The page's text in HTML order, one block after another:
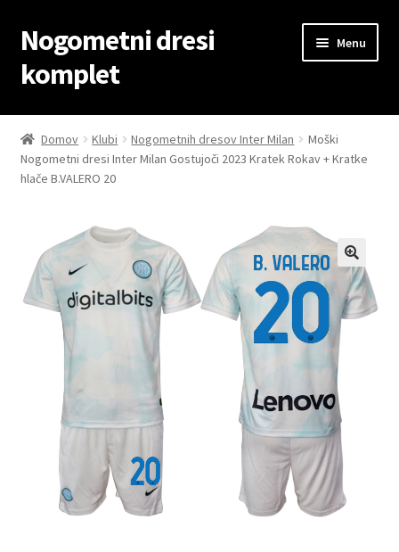
Skip
to
navigation
Skip
to
content
Nogometni dresi
komplet
Menu
Domov
Blog
Košarica
Moj račun
Trgovina
Zaključek nakupa
Domov Klubi Nogometnih dresov Inter Milan
Moški
Nogometni dresi Inter Milan Gostujoči 2023 Kratek Rokav + Kratke
hlače B.VALERO 20